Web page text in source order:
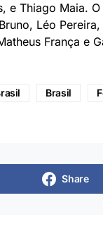
e Thiago Maia.
Léo
França e
Brasil
Share